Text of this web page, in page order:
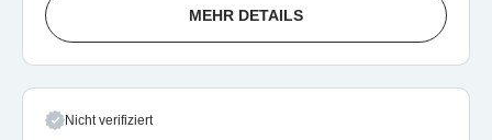
MEHR DETAILS
Nicht verifiziert